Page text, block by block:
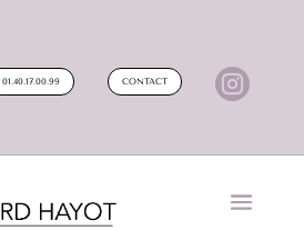
01.40.17.00.99 CONTACT 